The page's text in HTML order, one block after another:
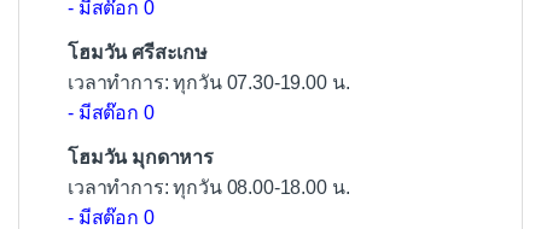
- มีสต๊อก 0
โฮมวัน ศรีสะเกษ
เวลาทำการ: ทุกวัน 07.30-19.00 น.
- มีสต๊อก 0
โฮมวัน มุกดาหาร
เวลาทำการ: ทุกวัน 08.00-18.00 น.
- มีสต๊อก 0